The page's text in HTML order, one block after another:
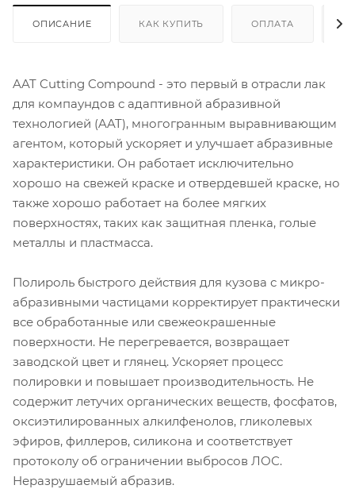
ОПИСАНИЕ КАК КУПИТЬ ОПЛАТА
AAT Cutting Compound - это первый в отрасли лак
для компаундов с адаптивной абразивной
технологией (AAT), многогранным выравнивающим
агентом, который ускоряет и улучшает абразивные
характеристики. Он работает исключительно
хорошо на свежей краске и отвердевшей краске, но
также хорошо работает на более мягких
поверхностях, таких как защитная пленка, голые
металлы и пластмасса.
Полироль быстрого действия для кузова с микро-
абразивными частицами корректирует практически
все обработанные или свежеокрашенные
поверхности. Не перегревается, возвращает
заводской цвет и глянец. Ускоряет процесс
полировки и повышает производительность. Не
содержит летучих органических веществ, фосфатов,
оксиэтилированных алкилфенолов, гликолевых
эфиров, филлеров, силикона и соответствует
протоколу об ограничении выбросов ЛОС.
Неразрушаемый абразив.